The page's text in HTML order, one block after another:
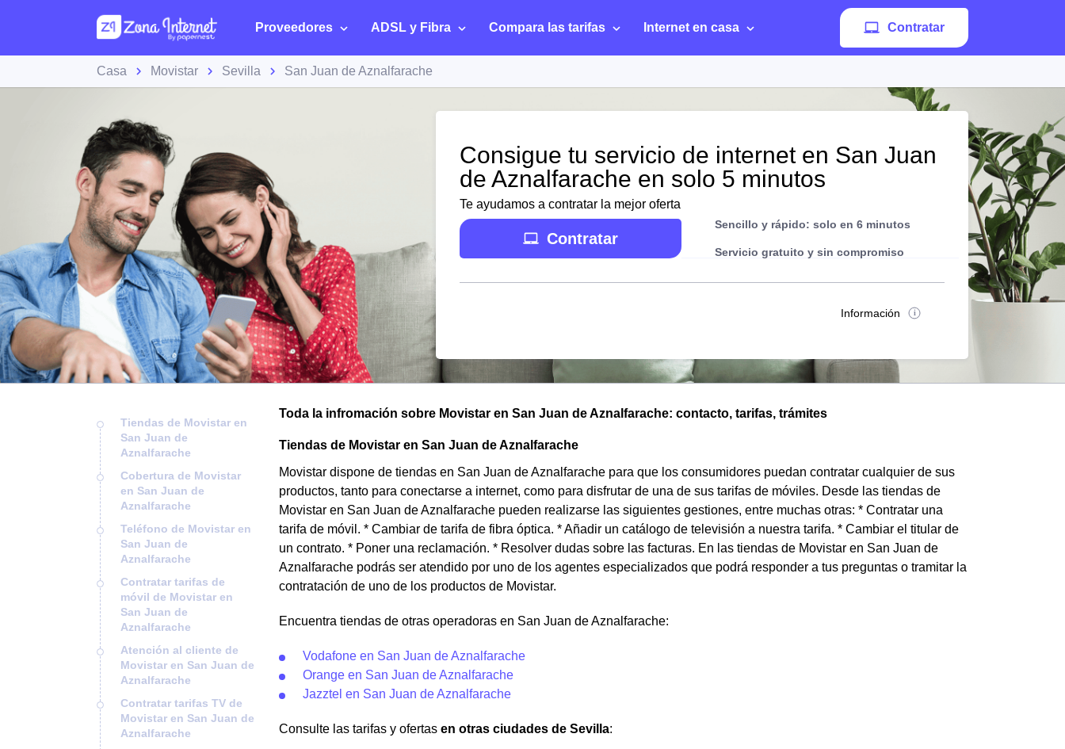
Proveedores ADSL y Fibra Compara las tarifas Internet en casa Contratar
Casa Movistar Sevilla San Juan de Aznalfarache
Consigue tu servicio de internet en San Juan
de Aznalfarache en solo 5 minutos
Te ayudamos a contratar la mejor oferta
Contratar
Sencillo y rápido: solo en 6 minutos
Servicio gratuito y sin compromiso
Información
Tiendas de Movistar en
San Juan de
Aznalfarache
Cobertura de Movistar
en San Juan de
Aznalfarache
Teléfono de Movistar en
San Juan de
Aznalfarache
Contratar tarifas de
móvil de Movistar en
San Juan de
Aznalfarache
Atención al cliente de
Movistar en San Juan de
Aznalfarache
Contratar tarifas TV de
Movistar en San Juan de
Aznalfarache
Toda la infromación sobre Movistar en San Juan de Aznalfarache: contacto, tarifas, trámites
Tiendas de Movistar en San Juan de Aznalfarache
Movistar dispone de tiendas en San Juan de Aznalfarache para que los consumidores puedan contratar cualquier de sus
productos, tanto para conectarse a internet, como para disfrutar de una de sus tarifas de móviles. Desde las tiendas de
Movistar en San Juan de Aznalfarache pueden realizarse las siguientes gestiones, entre muchas otras: * Contratar una
tarifa de móvil. * Cambiar de tarifa de fibra óptica. * Añadir un catálogo de televisión a nuestra tarifa. * Cambiar el titular de
un contrato. * Poner una reclamación. * Resolver dudas sobre las facturas. En las tiendas de Movistar en San Juan de
Aznalfarache podrás ser atendido por uno de los agentes especializados que podrá responder a tus preguntas o tramitar la
contratación de uno de los productos de Movistar.
Encuentra tiendas de otras operadoras en San Juan de Aznalfarache:
Vodafone en San Juan de Aznalfarache
Orange en San Juan de Aznalfarache
Jazztel en San Juan de Aznalfarache
Consulte las tarifas y ofertas en otras ciudades de Sevilla: